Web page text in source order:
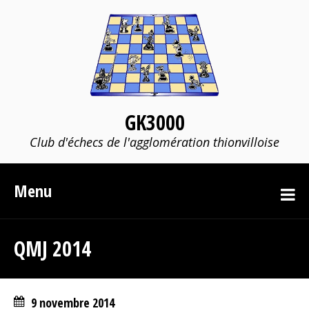
GK3000
Club d'échecs de l'agglomération thionvilloise
Menu
QMJ 2014
9 novembre 2014